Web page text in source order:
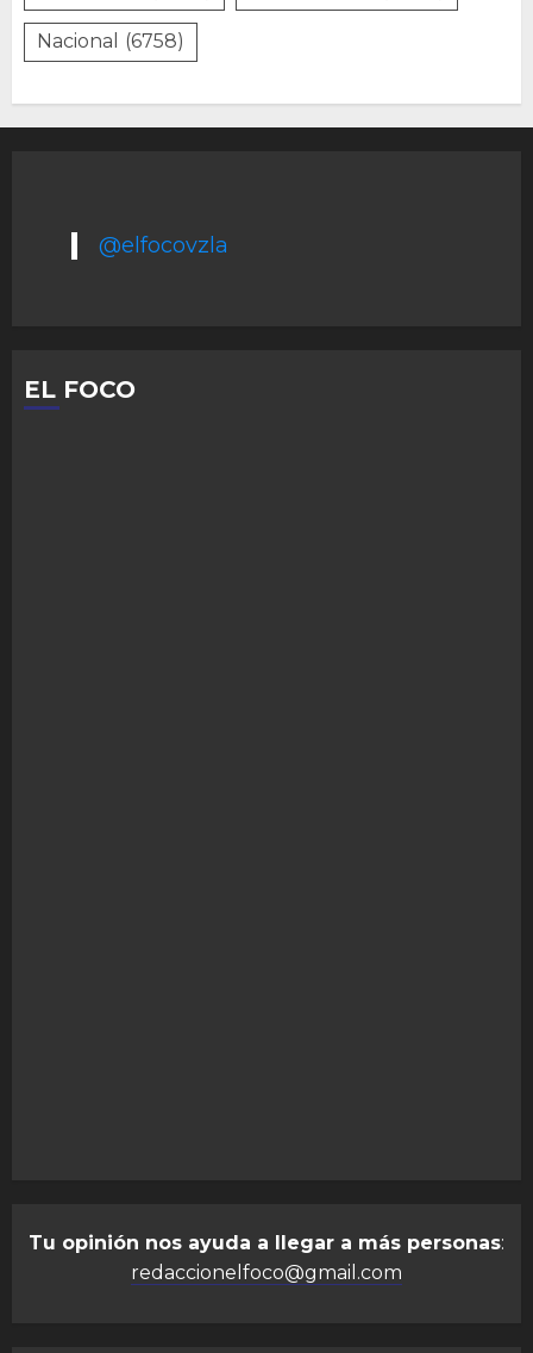
Nacional (6758)
@elfocovzla
EL FOCO
Tu opinión nos ayuda a llegar a más personas:
redaccionelfoco@gmail.com